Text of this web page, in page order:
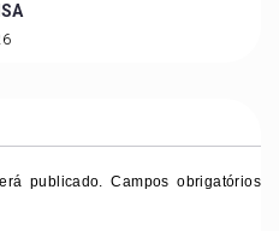
publicado. Campos obrigatórios